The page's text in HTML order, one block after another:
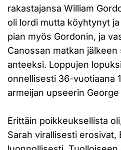
rakastajansa William
oli lordi mutta köyhtynyt
pian myös Gordonin, ja
Canossan matkan jälkeen
anteeksi. Loppujen
onnellisesti 36-vuotiaana
armeijan upseerin
Erittäin poikkeuksellista
Sarah virallisesti erosivat,